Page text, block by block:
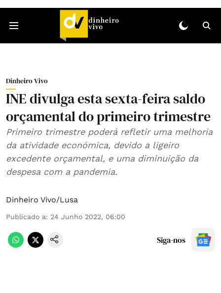
Dinheiro Vivo
INE divulga esta sexta-feira saldo
orçamental do primeiro trimestre
Primeiro trimestre poderá refletir uma melhoria
da atividade económica, devido a ligeiro
excedente orçamental, e uma diminuição da
despesa com a pandemia.
Dinheiro Vivo/Lusa
Publicado a: 24 Junho 2022, 06:00
Siga-nos